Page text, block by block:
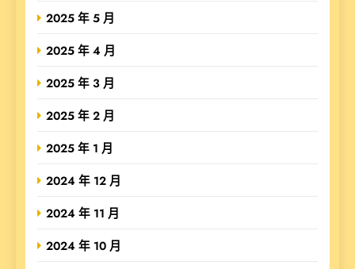
2025 年 5 月
2025 年 4 月
2025 年 3 月
2025 年 2 月
2025 年 1 月
2024 年 12 月
2024 年 11 月
2024 年 10 月